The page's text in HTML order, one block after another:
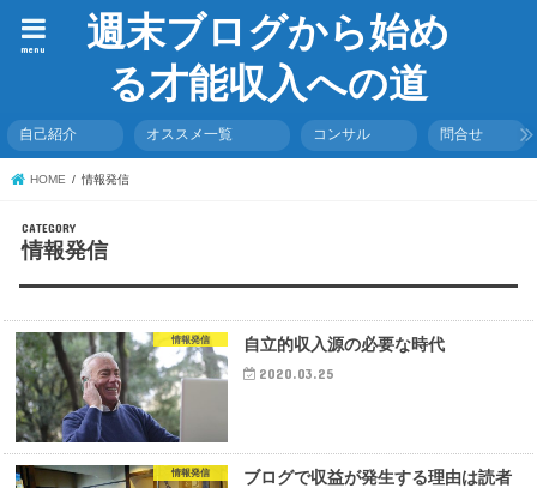
週末ブログから始め
る才能収入への道
menu
自己紹介 オススメ一覧 コンサル 問合せ
HOME 情報発信
情報発信
情報発信 自立的収入源の必要な時代
2020.03.25
情報発信
ブログで収益が発生する理由は読者